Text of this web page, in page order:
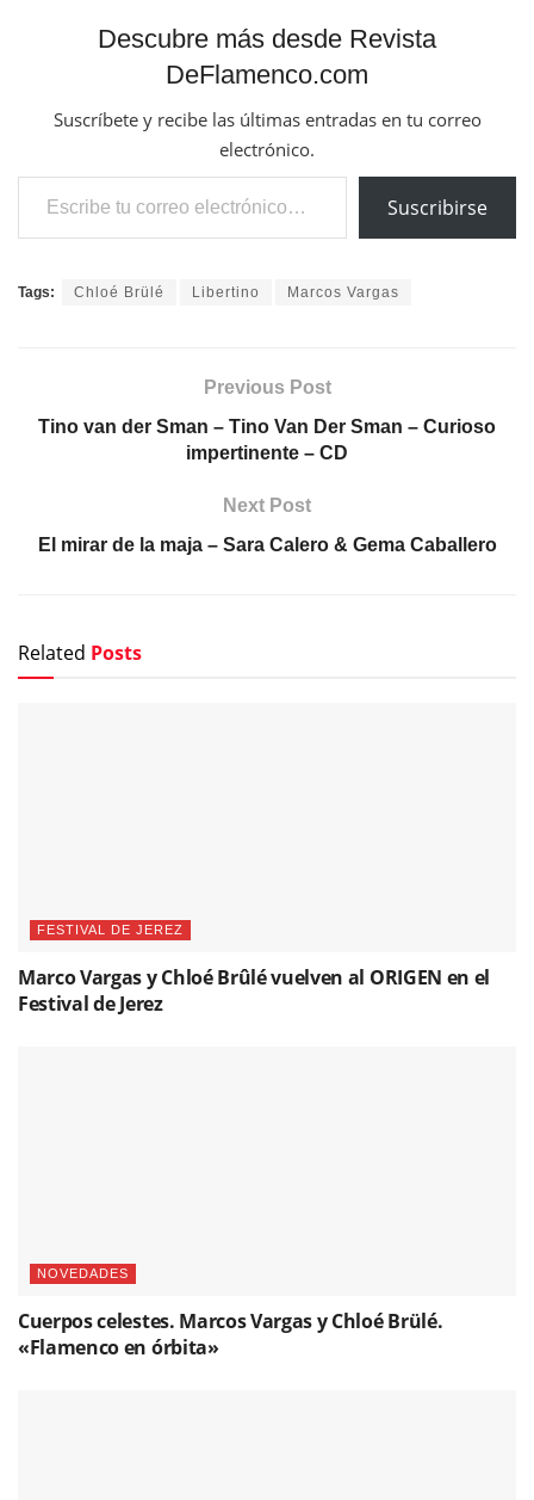
Descubre más desde Revista
DeFlamenco.com
Suscríbete y recibe las últimas entradas en tu correo
electrónico.
Escribe tu correo electrónico…
Suscribirse
Tags: Chloé Brülé Libertino Marcos Vargas
Previous Post
Tino van der Sman – Tino Van Der Sman – Curioso
impertinente – CD
Next Post
El mirar de la maja – Sara Calero & Gema Caballero
Related Posts
FESTIVAL DE JEREZ
Marco Vargas y Chloé Brûlé vuelven al ORIGEN en el
Festival de Jerez
NOVEDADES
Cuerpos celestes. Marcos Vargas y Chloé Brülé.
«Flamenco en órbita»